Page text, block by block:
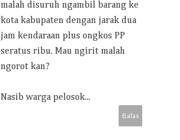
malah disuruh ngambil barang ke
kota kabupaten dengan jarak dua
jam kendaraan plus ongkos PP
seratus ribu. Mau ngirit malah
ngorot kan?
Nasib warga pelosok...
Balas